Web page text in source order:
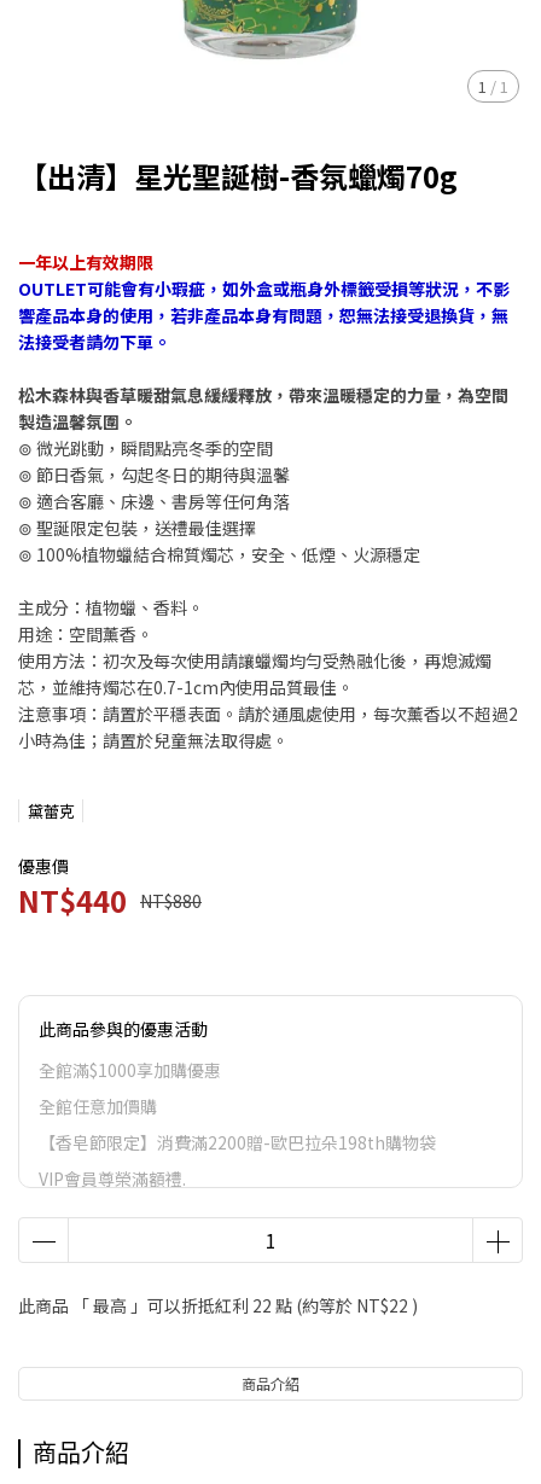
1 / 1
【出清】星光聖誕樹-香氛蠟燭70g
一年以上有效期限
OUTLET可能會有小瑕疵，如外盒或瓶身外標籤受損等狀況，不影
響產品本身的使用，若非產品本身有問題，恕無法接受退換貨，無
法接受者請勿下單。
松木森林與香草暖甜氣息緩緩釋放，帶來溫暖穩定的力量，為空間
製造溫馨氛圍。
⊚ 微光跳動，瞬間點亮冬季的空間
⊚ 節日香氣，勾起冬日的期待與溫馨
⊚ 適合客廳、床邊、書房等任何角落
⊚ 聖誕限定包裝，送禮最佳選擇
⊚ 100%植物蠟結合棉質燭芯，安全、低煙、火源穩定
主成分：植物蠟、香料。
用途：空間薰香。
使用方法：初次及每次使用請讓蠟燭均勻受熱融化後，再熄滅燭
芯，並維持燭芯在0.7-1cm內使用品質最佳。
注意事項：請置於平穩表面。請於通風處使用，每次薰香以不超過2
小時為佳；請置於兒童無法取得處。
黛蕾克
優惠價
NT$440 NT$880
此商品參與的優惠活動
全館滿$1000享加購優惠
全館任意加價購
【香皂節限定】消費滿2200贈-歐巴拉朵198th購物袋
VIP會員尊榮滿額禮.
VIP會員尊榮滿額禮
此商品 「 最高 」可以折抵紅利 22 點 (約等於 NT$22 )
商品介紹
商品介紹